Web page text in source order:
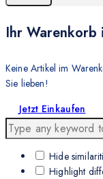
Ihr Warenkorb
Keine Artikel im
Sie lieben!
Jetzt Einkaufen
Hide
Highlight